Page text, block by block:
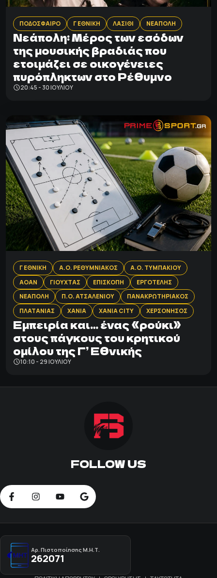
ΠΟΔΟΣΦΑΙΡΟ Γ ΕΘΝΙΚΗ ΛΑΣΙΘΙ ΝΕΑΠΟΛΗ
Νεάπολη: Mέρος των εσόδων
της μουσικής βραδιάς που
ετοιμάζει σε οικογένειες
πυρόπληκτων στο Ρέθυμνο
20:45 - 30 ΙΟΥΛΊΟΥ
Γ ΕΘΝΙΚΗ Α.Ο. ΡΕΘΥΜΝΙΑΚΟΣ
Α.Ο. ΤΥΜΠΑΚΙΟΥ
ΑΟΑΝ
ΓΙΟΥΧΤΑΣ ΕΠΙΣΚΟΠΗ
ΕΡΓΟΤΕΛΗΣ
ΝΕΑΠΟΛΗ
Π.Ο. ΑΤΣΑΛΕΝΙΟΥ
ΠΑΝΑΚΡΩΤΗΡΙΑΚΟΣ
ΠΛΑΤΑΝΙΑΣ
ΧΑΝΙΑ ΧΑΝΙΑ CITY ΧΕΡΣΟΝΗΣΟΣ
Εμπειρία και… ένας «ρούκι»
στους πάγκους του κρητικού
ομίλου της Γ’ Εθνικής
10:10 - 29 ΙΟΥΛΊΟΥ
FOLLOW US
Αρ. Πιστοποίησης Μ.Η.Τ.
262071